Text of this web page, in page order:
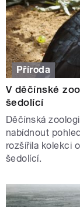
Příroda
V děčínské
šedolící
Děčínská
nabídnout
rozšířila kolekci
šedolící.